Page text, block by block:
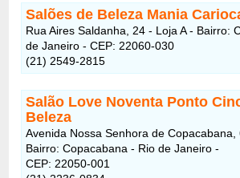
Salões de Beleza Mania
Rua Aires Saldanha, 24 - Loja A - Bairro:
de Janeiro - CEP: 22060-030
(21) 2549-2815
Salão Love Noventa Ponto
Beleza
Avenida Nossa Senhora de Copacabana,
Bairro: Copacabana - Rio de Janeiro -
CEP: 22050-001